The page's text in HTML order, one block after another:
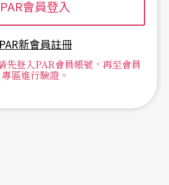
PAR新會員註冊
先登入PAR會員帳號，再至會員
專區進行驗證。